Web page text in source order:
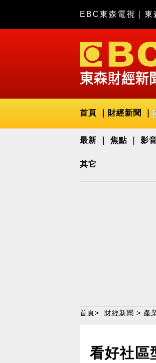
EBC東森電視 東
首頁 財經新聞
最新 焦點 影
其它
首頁> 財經新聞 > 產
看好社區